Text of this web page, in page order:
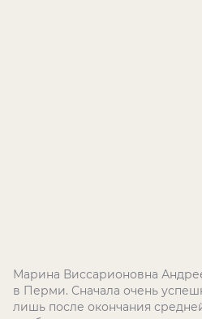
Марина Виссарионовна
в Перми. Сначала очень
лишь после окончания